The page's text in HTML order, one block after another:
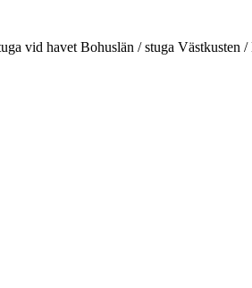
vid havet Bohuslän / stuga Västkusten